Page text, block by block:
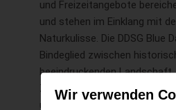
Wir verwenden
und Freizeitangebote
und stehen im Einklang mit
Naturkulisse. Die DDSG Blue
Bindeglied zwischen
beeindruckenden
Zusammenarbeit in der
unvergessliche Erlebnisse für